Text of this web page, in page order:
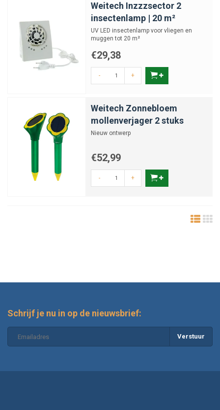
Weitech Inzzzsector 2
insectenlamp | 20 m²
UV LED insectenlamp voor vliegen en
muggen tot 20 m²
€29,38
- +
Weitech Zonnebloem
mollenverjager 2 stuks
Nieuw ontwerp
€52,99
- +
Schrijf je nu in op de nieuwsbrief:
Verstuur